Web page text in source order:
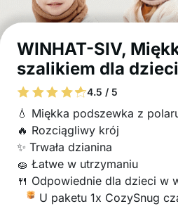
WINHAT-SIV,
szalikiem dla dzieci
4.5 / 5
💧 Miękka podszewka z
🔥 Rozciągliwy krój
✨ Trwała dzianina
🧽 Łatwe w utrzymaniu
🍴 Odpowiednie dla dzieci w
U paketu 1x CozySnug